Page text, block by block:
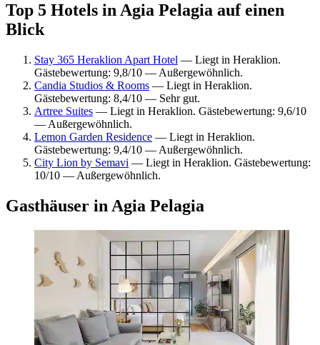
Top 5 Hotels in Agia Pelagia auf einen
Blick
Stay 365 Heraklion Apart Hotel — Liegt in Heraklion.
Gästebewertung: 9,8/10 — Außergewöhnlich.
Candia Studios & Rooms — Liegt in Heraklion.
Gästebewertung: 8,4/10 — Sehr gut.
Artree Suites — Liegt in Heraklion. Gästebewertung: 9,6/10
— Außergewöhnlich.
Lemon Garden Residence — Liegt in Heraklion.
Gästebewertung: 9,4/10 — Außergewöhnlich.
City Lion by Semavi — Liegt in Heraklion. Gästebewertung:
10/10 — Außergewöhnlich.
Gasthäuser in Agia Pelagia